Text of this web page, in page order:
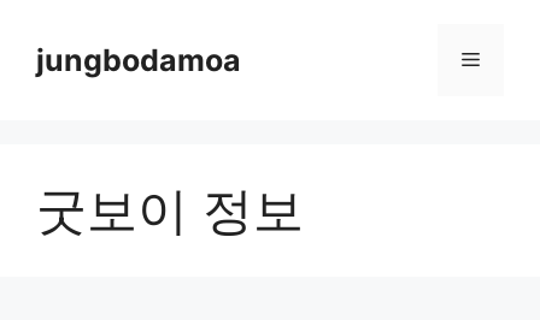
contentjungbodamoa Menu
굿보이 정보